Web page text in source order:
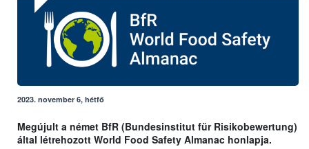
2023. november 6, hétfő
Megújult a német BfR (Bundesinstitut für Risikobewertung)
által létrehozott World Food Safety Almanac honlapja.